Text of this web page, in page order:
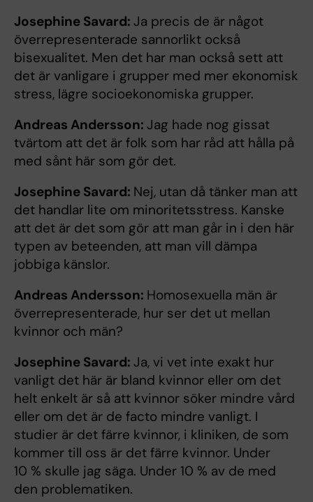
Josephine Savard: Ja precis de är något
överrepresenterade sannorlikt också
bisexualitet. Men det har man också sett att
det är vanligare i grupper med mer ekonomisk
stress, lägre socioekonomiska grupper.
Andreas Andersson: Jag hade nog gissat
tvärtom att det är folk som har råd att hålla på
med sånt här som gör det.
Josephine Savard: Nej, utan då tänker man att
det handlar lite om minoritetsstress. Kanske
att det är det som gör att man går in i den här
typen av beteenden, att man vill dämpa
jobbiga känslor.
Andreas Andersson: Homosexuella män är
överrepresenterade, hur ser det ut mellan
kvinnor och män?
Josephine Savard: Ja, vi vet inte exakt hur
vanligt det här är bland kvinnor eller om det
helt enkelt är så att kvinnor söker mindre vård
eller om det är de facto mindre vanligt. I
studier är det färre kvinnor, i kliniken, de som
kommer till oss är det färre kvinnor. Under
10 % skulle jag säga. Under 10 % av de med
den problematiken.